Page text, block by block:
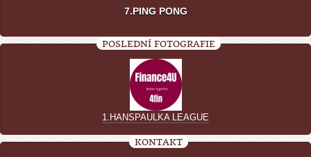
7.PING PONG
POSLEDNÍ FOTOGRAFIE
1.HANSPAULKA LEAGUE
KONTAKT